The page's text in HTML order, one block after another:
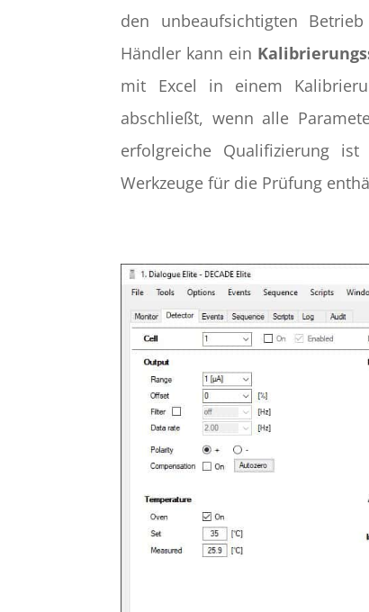
den unbeaufsichtigten
Händler kann ein
mit Excel in einem
abschließt, wenn alle
erfolgreiche Qualifizierung
Werkzeuge für die Prüfung